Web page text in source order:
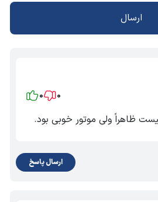
ارسال
0
0
ظاهراً ولی موتور خوبی بود.
ارسال پاسخ